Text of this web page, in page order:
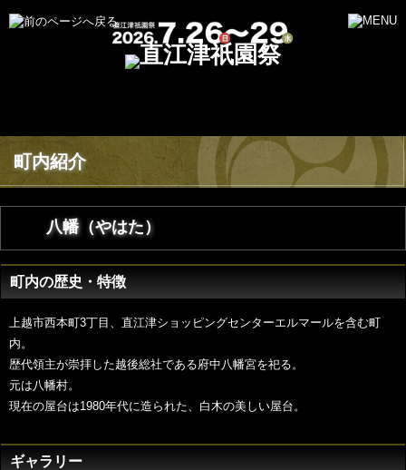
町内紹介
八幡（やはた）
町内の歴史・特徴
上越市西本町3丁目、直江津ショッピングセンターエルマールを含む町
内。
歴代領主が崇拝した越後総社である府中八幡宮を祀る。
元は八幡村。
現在の屋台は1980年代に造られた、白木の美しい屋台。
ギャラリー